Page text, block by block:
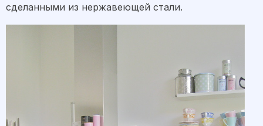
сделанными из нержавеющей стали.